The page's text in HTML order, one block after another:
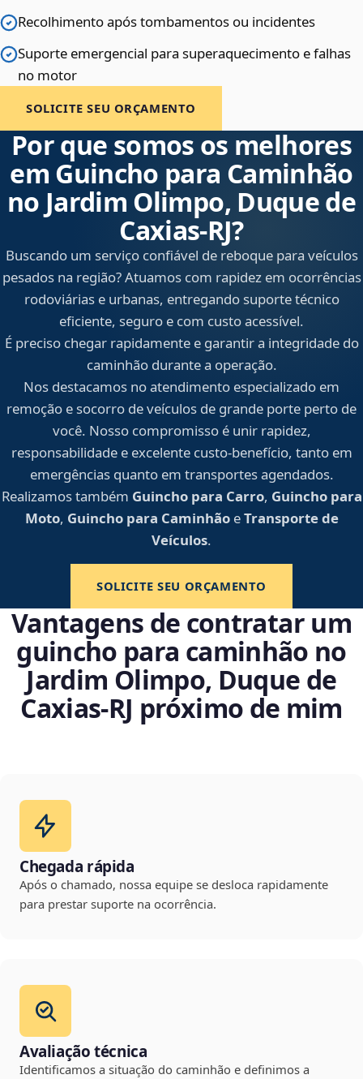
Recolhimento após tombamentos ou incidentes
Suporte emergencial para superaquecimento e falhas
no motor
SOLICITE SEU ORÇAMENTO
Por que somos os melhores
em Guincho para Caminhão
no Jardim Olimpo, Duque de
Caxias‑RJ?
Buscando um serviço confiável de reboque para veículos
pesados na região? Atuamos com rapidez em ocorrências
rodoviárias e urbanas, entregando suporte técnico
eficiente, seguro e com custo acessível.
É preciso chegar rapidamente e garantir a integridade do
caminhão durante a operação.
Nos destacamos no atendimento especializado em
remoção e socorro de veículos de grande porte perto de
você. Nosso compromisso é unir rapidez,
responsabilidade e excelente custo-benefício, tanto em
emergências quanto em transportes agendados.
Realizamos também Guincho para Carro, Guincho para
Moto, Guincho para CaminhãoeTransporte de
Veículos.
SOLICITE SEU ORÇAMENTO
Vantagens de contratar um
guincho para caminhão no
Jardim Olimpo, Duque de
Caxias‑RJ próximo de mim
Chegada rápida
Após o chamado, nossa equipe se desloca rapidamente
para prestar suporte na ocorrência.
Avaliação técnica
Identificamos a situação do caminhão e definimos a